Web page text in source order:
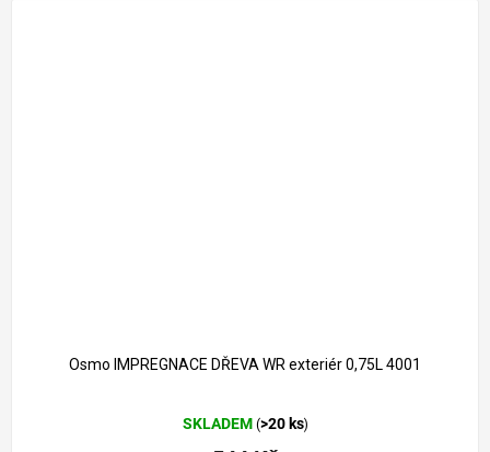
Osmo IMPREGNACE DŘEVA WR exteriér 0,75L 4001
hodnocení
produktu
SKLADEM (>20 ks)